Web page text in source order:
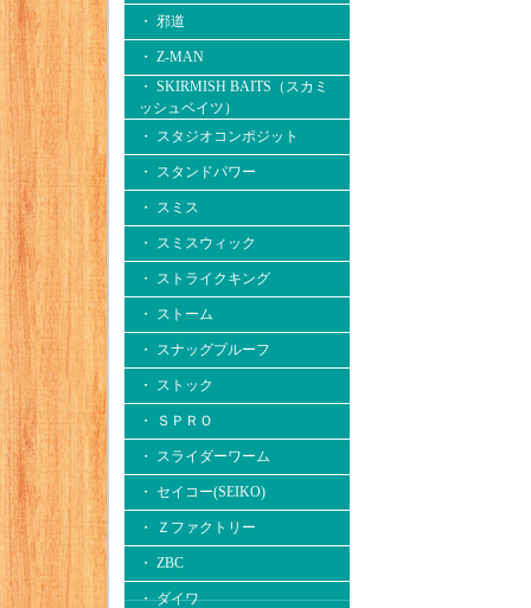
・ 邪道
・ Z-MAN
・ SKIRMISH BAITS（スカミ
ッシュベイツ）
・ スタジオコンポジット
・ スタンドパワー
・ スミス
・ スミスウィック
・ ストライクキング
・ ストーム
・ スナッグプルーフ
・ ストック
・ ＳＰＲＯ
・ スライダーワーム
・ セイコー(SEIKO)
・ Ｚファクトリー
・ ZBC
・ ダイワ